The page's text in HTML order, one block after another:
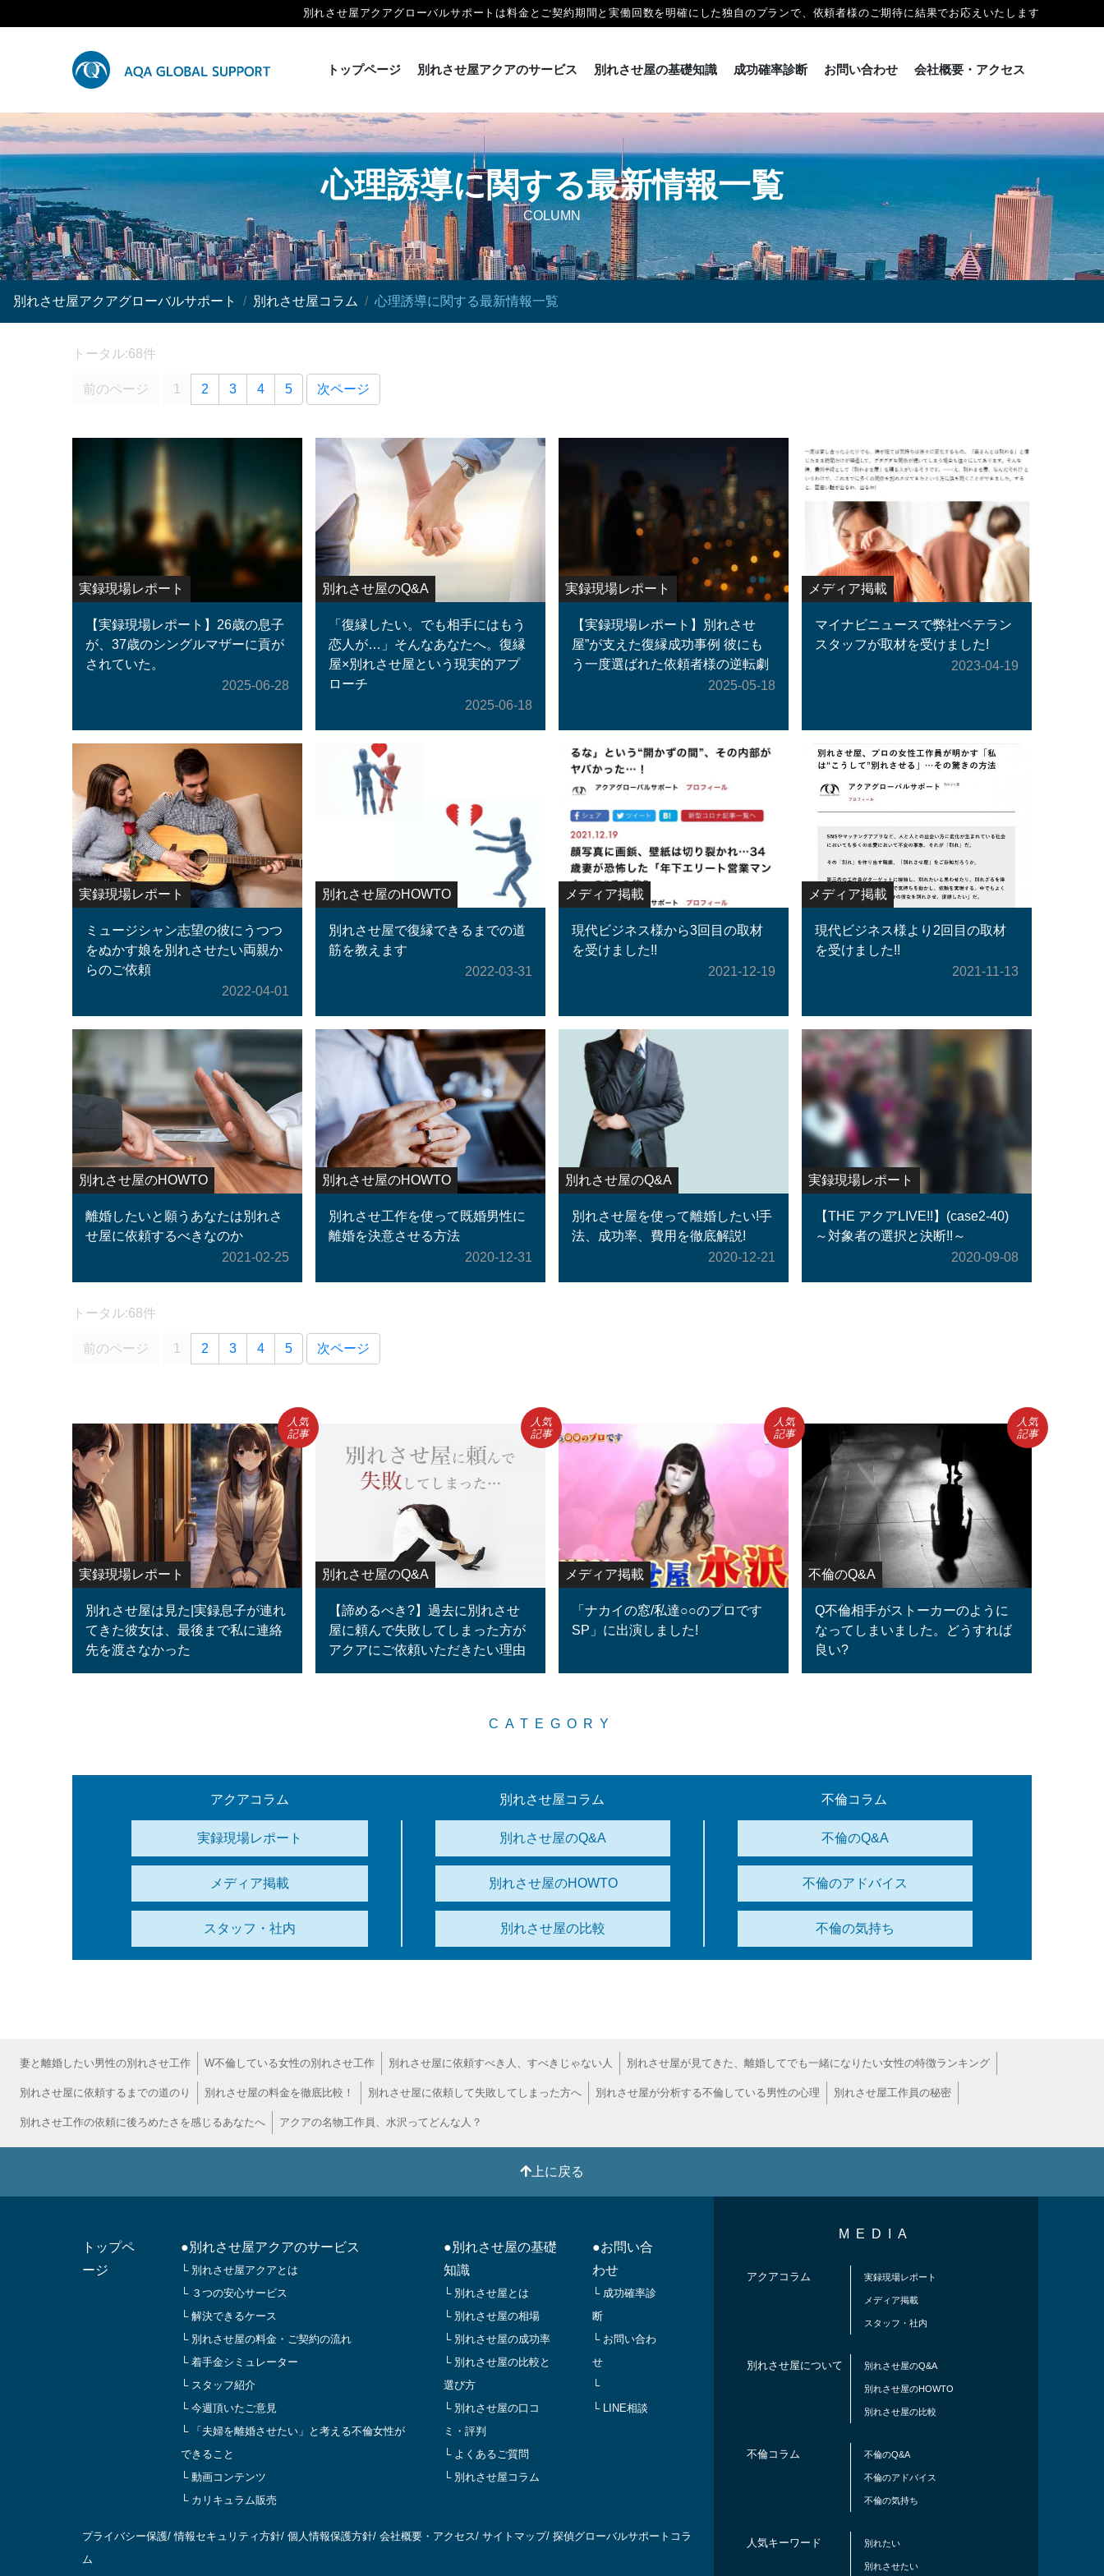
別れさせ屋アクアグローバルサポートは料金とご契約期間と実働回数を明確にした独自のプランで、依頼者様のご期待に結果でお応えいたします
トップページ 別れさせ屋アクアのサービス 別れさせ屋の基礎知識 成功確率診断 お問い合わせ 会社概要・アクセス
心理誘導に関する最新情報一覧
COLUMN
別れさせ屋アクアグローバルサポート 別れさせ屋コラム 心理誘導に関する最新情報一覧
トータル:68件
前のページ 1 2 3 4 5 次ページ
実録現場レポート
【実録現場レポート】26歳の息子
が、37歳のシングルマザーに貢が
されていた。
2025-06-28
別れさせ屋のQ&A
「復縁したい。でも相手にはもう
恋人が…」そんなあなたへ。復縁
屋×別れさせ屋という現実的アプ
ローチ
2025-06-18
実録現場レポート
【実録現場レポート】別れさせ
屋”が支えた復縁成功事例 彼にも
う一度選ばれた依頼者様の逆転劇
2025-05-18
メディア掲載
マイナビニュースで弊社ベテラン
スタッフが取材を受けました!
2023-04-19
実録現場レポート
ミュージシャン志望の彼にうつつ
をぬかす娘を別れさせたい両親か
らのご依頼
2022-04-01
別れさせ屋のHOWTO
別れさせ屋で復縁できるまでの道
筋を教えます
2022-03-31
メディア掲載
現代ビジネス様から3回目の取材
を受けました!!
2021-12-19
メディア掲載
現代ビジネス様より2回目の取材
を受けました!!
2021-11-13
別れさせ屋のHOWTO
離婚したいと願うあなたは別れさ
せ屋に依頼するべきなのか
2021-02-25
別れさせ屋のHOWTO
別れさせ工作を使って既婚男性に
離婚を決意させる方法
2020-12-31
別れさせ屋のQ&A
別れさせ屋を使って離婚したい!手
法、成功率、費用を徹底解説!
2020-12-21
実録現場レポート
【THE アクアLIVE!!】(case2-40)
～対象者の選択と決断!!～
2020-09-08
トータル:68件
前のページ 1 2 3 4 5 次ページ
実録現場レポート
別れさせ屋は見た|実録息子が連れ
てきた彼女は、最後まで私に連絡
先を渡さなかった
人気
記事
別れさせ屋のQ&A
【諦めるべき?】過去に別れさせ
屋に頼んで失敗してしまった方が
アクアにご依頼いただきたい理由
人気
記事
メディア掲載
「ナカイの窓/私達○○のプロです
SP」に出演しました!
人気
記事
不倫のQ&A
Q不倫相手がストーカーのように
なってしまいました。どうすれば
良い?
人気
記事
CATEGORY
アクアコラム
実録現場レポート
メディア掲載
スタッフ・社内
別れさせ屋コラム
別れさせ屋のQ&A
別れさせ屋のHOWTO
別れさせ屋の比較
不倫コラム
不倫のQ&A
不倫のアドバイス
不倫の気持ち
妻と離婚したい男性の別れさせ工作 W不倫している女性の別れさせ工作 別れさせ屋に依頼すべき人、すべきじゃない人 別れさせ屋が見てきた、離婚してでも一緒になりたい女性の特徴ランキング
別れさせ屋に依頼するまでの道のり 別れさせ屋の料金を徹底比較！ 別れさせ屋に依頼して失敗してしまった方へ 別れさせ屋が分析する不倫している男性の心理 別れさせ屋工作員の秘密
別れさせ工作の依頼に後ろめたさを感じるあなたへ アクアの名物工作員、水沢ってどんな人？
上に戻る
トップペ
ージ
●別れさせ屋アクアのサービス
└ 別れさせ屋アクアとは
└ ３つの安心サービス
└ 解決できるケース
└ 別れさせ屋の料金・ご契約の流れ
└ 着手金シミュレーター
└ スタッフ紹介
└ 今週頂いたご意見
└ 「夫婦を離婚させたい」と考える不倫女性が
できること
└ 動画コンテンツ
└ カリキュラム販売
●別れさせ屋の基礎
知識
└ 別れさせ屋とは
└ 別れさせ屋の相場
└ 別れさせ屋の成功率
└ 別れさせ屋の比較と
選び方
└ 別れさせ屋の口コ
ミ・評判
└ よくあるご質問
└ 別れさせ屋コラム
●お問い合
わせ
└ 成功確率診
断
└ お問い合わ
せ
└
└ LINE相談
プライバシー保護/情報セキュリティ方針/ 個人情報保護方針/ 会社概要・アクセス/ サイトマップ/ 探偵グローバルサポートコラ
ム
MEDIA
アクアコラム 実録現場レポート
メディア掲載
スタッフ・社内
別れさせ屋について 別れさせ屋のQ&A
別れさせ屋のHOWTO
別れさせ屋の比較
不倫コラム 不倫のQ&A
不倫のアドバイス
不倫の気持ち
人気キーワード 別れたい
別れさせたい